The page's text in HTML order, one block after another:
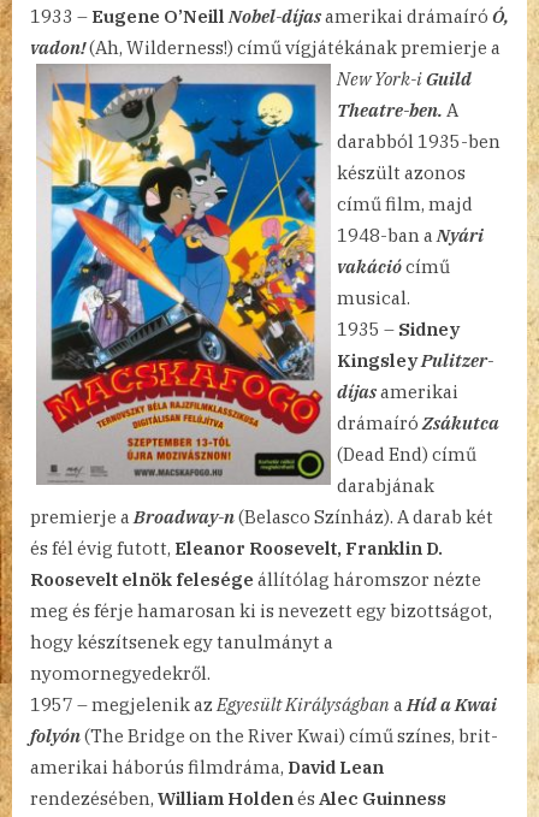
1933 – Eugene O’Neill Nobel-díjasamerikai drámaíró Ó,
vadon!(Ah, Wilderness!) című vígjátékának premierje a
New York-iGuild
Theatre-ben. A
darabból 1935-ben
készült azonos
című film, majd
1948-ban aNyári
vakációcímű
musical.
1935 – Sidney
KingsleyPulitzer-
díjasamerikai
drámaíróZsákutca
(Dead End) című
darabjának
premierje aBroadway-n(Belasco Színház). A darab két
és fél évig futott, Eleanor Roosevelt, Franklin D.
Roosevelt elnök felesége állítólag háromszor nézte
meg és férje hamarosan ki is nevezett egy bizottságot,
hogy készítsenek egy tanulmányt a
nyomornegyedekről.
1957 – megjelenik azEgyesült Királyságban aHíd a Kwai
folyón(The Bridge on the River Kwai) című színes, brit-
amerikai háborús filmdráma, David Lean
rendezésében, William Holdenés Alec Guinness